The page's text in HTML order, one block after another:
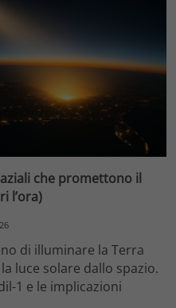
che promettono il
l’ora)
di illuminare la Terra
luce solare dallo spazio.
1 e le implicazioni